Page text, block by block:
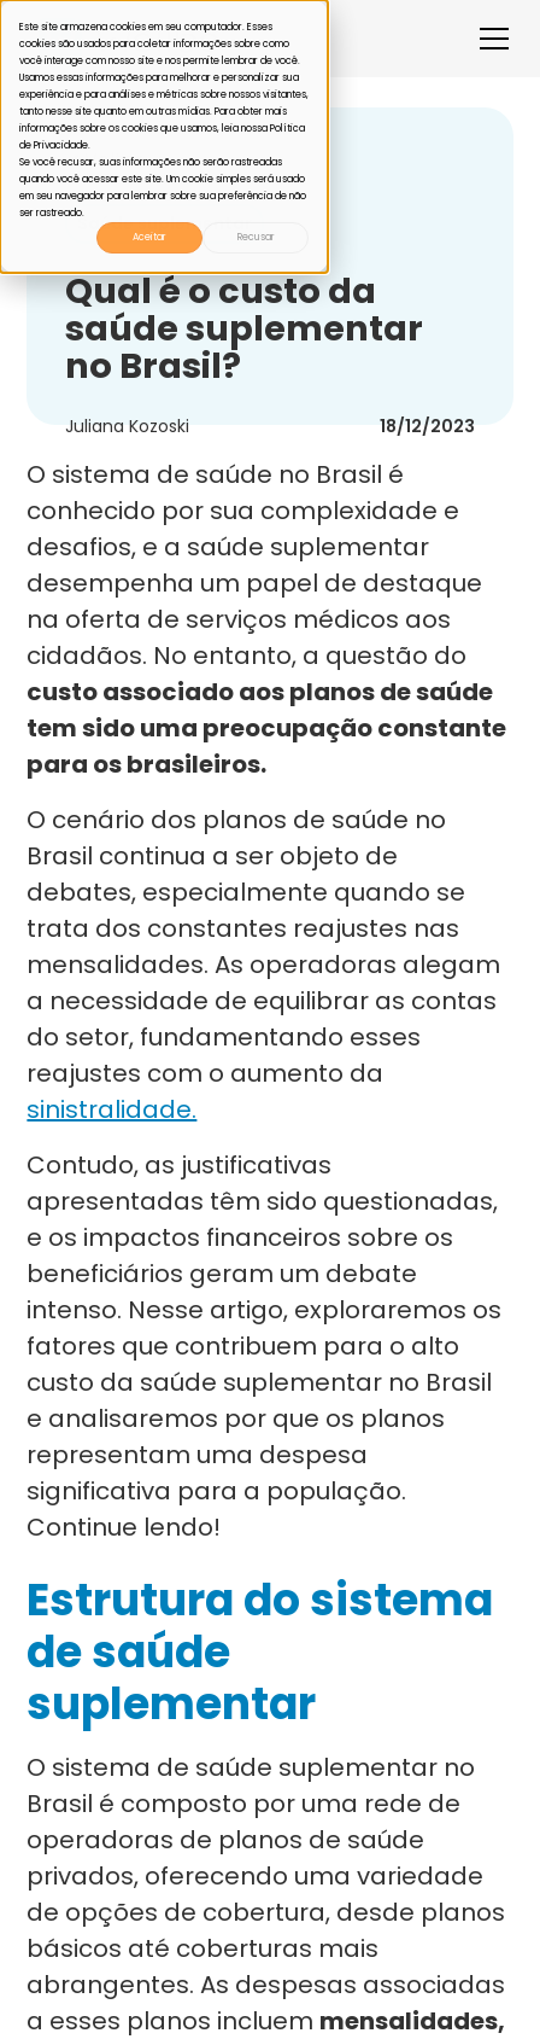
Este site armazena cookies em seu computador. Esses
cookies são usados para coletar informações sobre como
você interage com nosso site e nos permite lembrar de você.
Usamos essas informações para melhorar e personalizar sua
experiência e para análises e métricas sobre nossos visitantes,
tanto nesse site quanto em outras mídias. Para obter mais
informações sobre os cookies que usamos, leia nossa Política
de Privacidade.
Se você recusar, suas informações não serão rastreadas
quando você acessar este site. Um cookie simples será usado
em seu navegador para lembrar sobre sua preferência de não
ser rastreado.
Aceitar
Recusar
Voltar
Saúde suplementar
Qual é o custo da
saúde suplementar
no Brasil?
Juliana Kozoski 18/12/2023
O sistema de saúde no Brasil é
conhecido por sua complexidade e
desafios, e a saúde suplementar
desempenha um papel de destaque
na oferta de serviços médicos aos
cidadãos. No entanto, a questão do
custo associado aos planos de saúde
tem sido uma preocupação constante
para os brasileiros.
O cenário dos planos de saúde no
Brasil continua a ser objeto de
debates, especialmente quando se
trata dos constantes reajustes nas
mensalidades. As operadoras alegam
a necessidade de equilibrar as contas
do setor, fundamentando esses
reajustes com o aumento da
sinistralidade.
Contudo, as justificativas
apresentadas têm sido questionadas,
e os impactos financeiros sobre os
beneficiários geram um debate
intenso. Nesse artigo, exploraremos os
fatores que contribuem para o alto
custo da saúde suplementar no Brasil
e analisaremos por que os planos
representam uma despesa
significativa para a população.
Continue lendo!
Estrutura do sistema
de saúde
suplementar
O sistema de saúde suplementar no
Brasil é composto por uma rede de
operadoras de planos de saúde
privados, oferecendo uma variedade
de opções de cobertura, desde planos
básicos até coberturas mais
abrangentes. As despesas associadas
a esses planos incluem mensalidades,